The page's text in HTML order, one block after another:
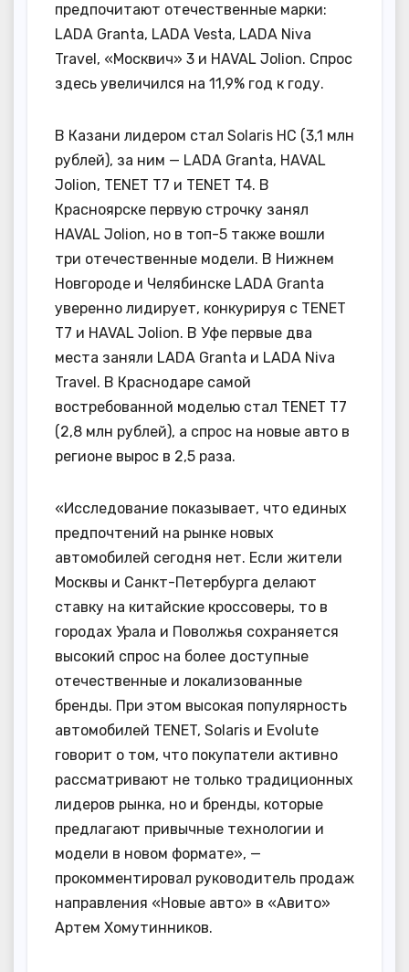
предпочитают отечественные марки:
LADA Granta, LADA Vesta, LADA Niva
Travel, «Москвич» 3 и HAVAL Jolion. Спрос
здесь увеличился на 11,9% год к году.
В Казани лидером стал Solaris HC (3,1 млн
рублей), за ним — LADA Granta, HAVAL
Jolion, TENET T7 и TENET T4. В
Красноярске первую строчку занял
HAVAL Jolion, но в топ-5 также вошли
три отечественные модели. В Нижнем
Новгороде и Челябинске LADA Granta
уверенно лидирует, конкурируя с TENET
T7 и HAVAL Jolion. В Уфе первые два
места заняли LADA Granta и LADA Niva
Travel. В Краснодаре самой
востребованной моделью стал TENET T7
(2,8 млн рублей), а спрос на новые авто в
регионе вырос в 2,5 раза.
«Исследование показывает, что единых
предпочтений на рынке новых
автомобилей сегодня нет. Если жители
Москвы и Санкт-Петербурга делают
ставку на китайские кроссоверы, то в
городах Урала и Поволжья сохраняется
высокий спрос на более доступные
отечественные и локализованные
бренды. При этом высокая популярность
автомобилей TENET, Solaris и Evolute
говорит о том, что покупатели активно
рассматривают не только традиционных
лидеров рынка, но и бренды, которые
предлагают привычные технологии и
модели в новом формате», —
прокомментировал руководитель продаж
направления «Новые авто» в «Авито»
Артем Хомутинников.